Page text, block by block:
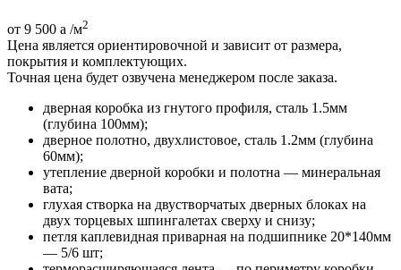
от 9 500 a /м2
Цена является ориентировочной и зависит от размера,
покрытия и комплектующих.
Точная цена будет озвучена менеджером после заказа.
дверная коробка из гнутого профиля, сталь 1.5мм
(глубина 100мм);
дверное полотно, двухлистовое, сталь 1.2мм (глубина
60мм);
утепление дверной коробки и полотна — минеральная
вата;
глухая створка на двустворчатых дверных блоках на
двух торцевых шпингалетах сверху и снизу;
петля каплевидная приварная на подшипнике 20*140мм
— 5/6 шт;